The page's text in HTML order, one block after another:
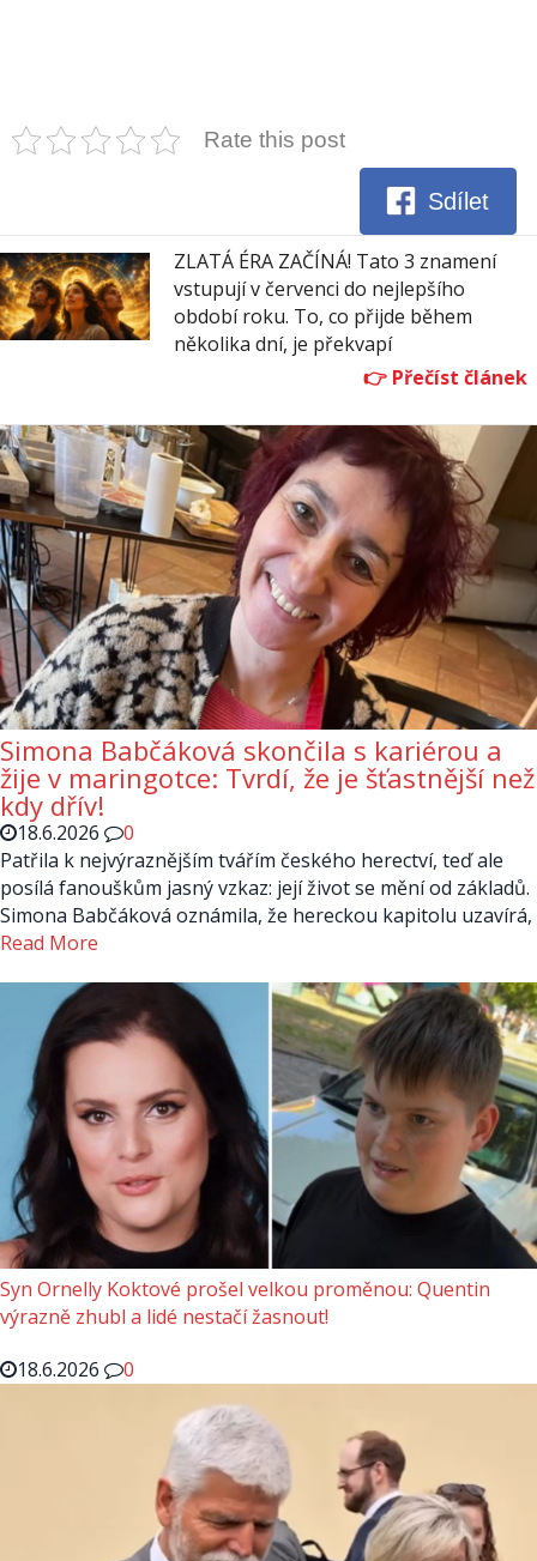
Rate this post
Sdílet
ZLATÁ ÉRA ZAČÍNÁ! Tato 3 znamení
vstupují v červenci do nejlepšího
období roku. To, co přijde během
několika dní, je překvapí
Simona Babčáková skončila s kariérou a
žije v maringotce: Tvrdí, že je šťastnější než
kdy dřív!
18.6.2026
0
Patřila k nejvýraznějším tvářím českého herectví, teď ale
posílá fanouškům jasný vzkaz: její život se mění od základů.
Simona Babčáková oznámila, že hereckou kapitolu uzavírá,
Read More
Syn Ornelly Koktové prošel velkou proměnou: Quentin
výrazně zhubl a lidé nestačí žasnout!
18.6.2026
0